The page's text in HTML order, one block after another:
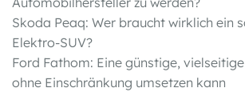
Skoda Peaq: Wer braucht wirklich ein
Elektro-SUV?
Ford Fathom: Eine günstige,
ohne Einschränkung umsetzen kann